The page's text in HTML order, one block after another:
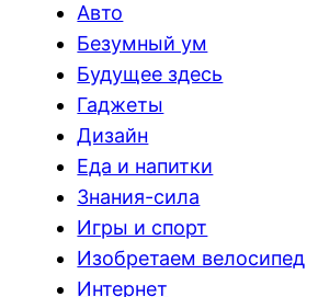
Авто
Безумный ум
Будущее здесь
Гаджеты
Дизайн
Еда и напитки
Знания-сила
Игры и спорт
Изобретаем велосипед
Интернет